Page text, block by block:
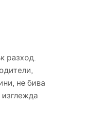
разход.
не бива